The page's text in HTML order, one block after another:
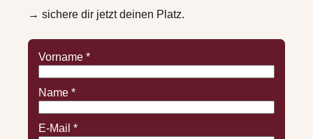
→ sichere dir jetzt deinen Platz.
Vorname *
Name *
E-Mail *